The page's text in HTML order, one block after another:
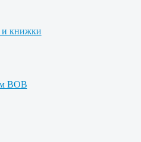
и книжки
ВОВ